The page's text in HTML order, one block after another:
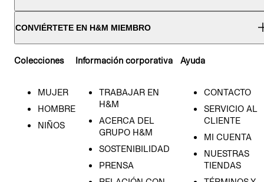
CONVIÉRTETE EN H&M MIEMBRO
Colecciones
MUJER
HOMBRE
NIÑOS
Información corporativa
TRABAJAR EN
H&M
ACERCA DEL
GRUPO H&M
SOSTENIBILIDAD
PRENSA
Ayuda
CONTACTO
SERVICIO AL
CLIENTE
MI CUENTA
NUESTRAS
TIENDAS